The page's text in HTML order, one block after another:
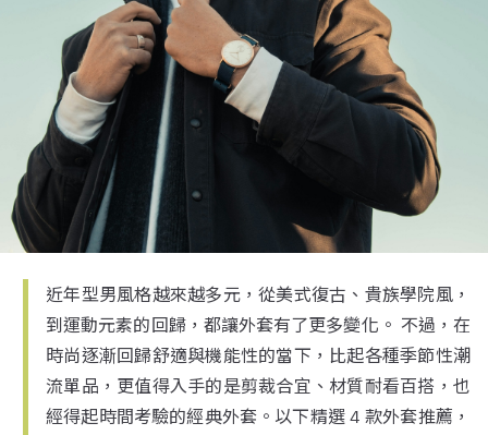
近年型男風格越來越多元，從美式復古、貴族學院風，
到運動元素的回歸，都讓外套有了更多變化。 不過，在
時尚逐漸回歸舒適與機能性的當下，比起各種季節性潮
流單品，更值得入手的是剪裁合宜、材質耐看百搭，也
經得起時間考驗的經典外套。以下精選 4 款外套推薦，